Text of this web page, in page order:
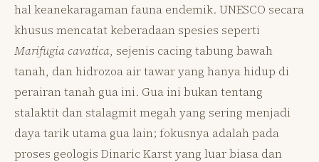
hal keanekaragaman fauna endemik. UNESCO secara
khusus mencatat keberadaan spesies seperti
Marifugia cavatica, sejenis cacing tabung bawah
tanah, dan hidrozoa air tawar yang hanya hidup di
perairan tanah gua ini. Gua ini bukan tentang
stalaktit dan stalagmit megah yang sering menjadi
daya tarik utama gua lain; fokusnya adalah pada
proses geologis Dinaric Karst yang luar biasa dan